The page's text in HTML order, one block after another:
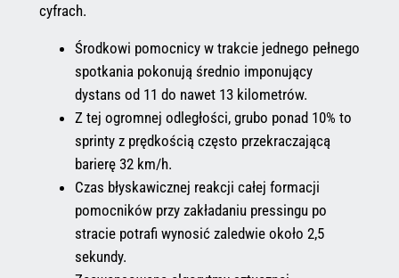
cyfrach.
Środkowi pomocnicy w trakcie jednego pełnego
spotkania pokonują średnio imponujący
dystans od 11 do nawet 13 kilometrów.
Z tej ogromnej odległości, grubo ponad 10% to
sprinty z prędkością często przekraczającą
barierę 32 km/h.
Czas błyskawicznej reakcji całej formacji
pomocników przy zakładaniu pressingu po
stracie potrafi wynosić zaledwie około 2,5
sekundy.